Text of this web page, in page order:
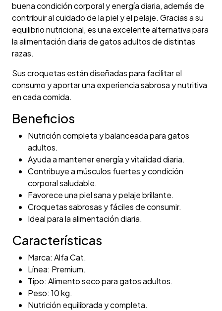
buena condición corporal y energía diaria, además de
contribuir al cuidado de la piel y el pelaje. Gracias a su
equilibrio nutricional, es una excelente alternativa para
la alimentación diaria de gatos adultos de distintas
razas.
Sus croquetas están diseñadas para facilitar el
consumo y aportar una experiencia sabrosa y nutritiva
en cada comida.
Beneficios
Nutrición completa y balanceada para gatos
adultos.
Ayuda a mantener energía y vitalidad diaria.
Contribuye a músculos fuertes y condición
corporal saludable.
Favorece una piel sana y pelaje brillante.
Croquetas sabrosas y fáciles de consumir.
Ideal para la alimentación diaria.
Características
Marca: Alfa Cat.
Línea: Premium.
Tipo: Alimento seco para gatos adultos.
Peso: 10 kg.
Nutrición equilibrada y completa.